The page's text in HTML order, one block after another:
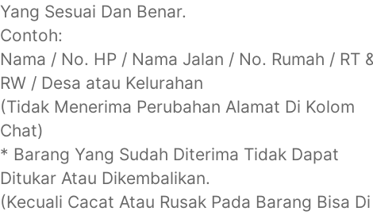
Yang Sesuai Dan Benar.
Contoh:
Nama / No. HP / Nama Jalan / No. Rumah / RT
RW / Desa atau Kelurahan
(Tidak Menerima Perubahan Alamat Di Kolom
Chat)
* Barang Yang Sudah Diterima Tidak Dapat
Ditukar Atau Dikembalikan.
(Kecuali Cacat Atau Rusak Pada Barang Bisa Di